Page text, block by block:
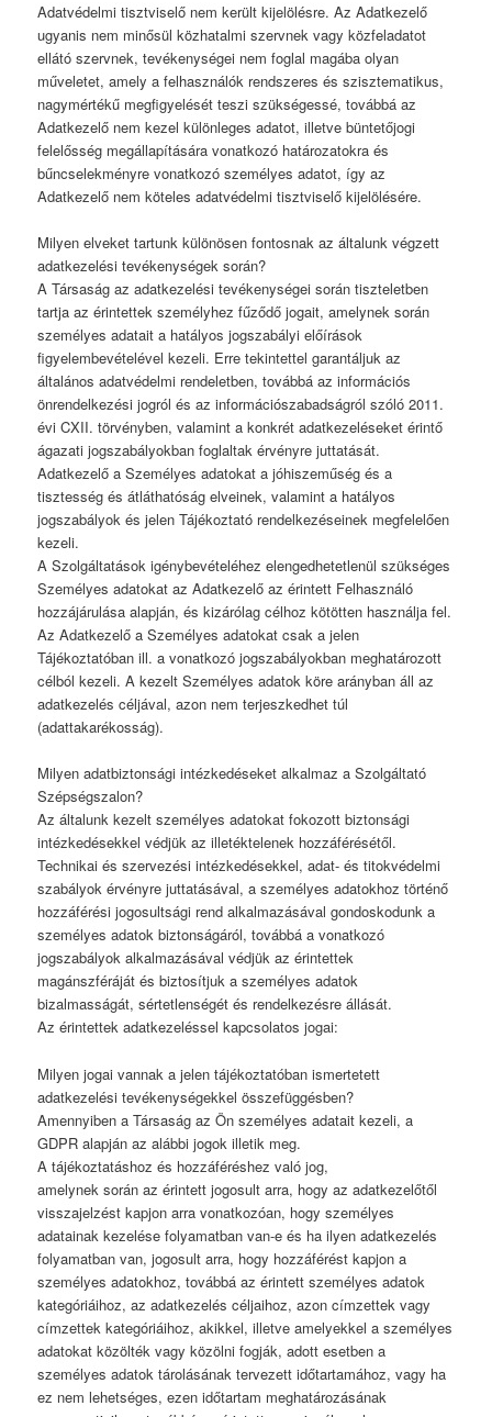
Adatvédelmi tisztviselő nem került kijelölésre. Az Adatkezelő
ugyanis nem minősül közhatalmi szervnek vagy közfeladatot
ellátó szervnek, tevékenységei nem foglal magába olyan
műveletet, amely a felhasználók rendszeres és szisztematikus,
nagymértékű megfigyelését teszi szükségessé, továbbá az
Adatkezelő nem kezel különleges adatot, illetve büntetőjogi
felelősség megállapítására vonatkozó határozatokra és
bűncselekményre vonatkozó személyes adatot, így az
Adatkezelő nem köteles adatvédelmi tisztviselő kijelölésére.
Milyen elveket tartunk különösen fontosnak az általunk végzett
adatkezelési tevékenységek során?
A Társaság az adatkezelési tevékenységei során tiszteletben
tartja az érintettek személyhez fűződő jogait, amelynek során
személyes adatait a hatályos jogszabályi előírások
figyelembevételével kezeli. Erre tekintettel garantáljuk az
általános adatvédelmi rendeletben, továbbá az információs
önrendelkezési jogról és az információszabadságról szóló 2011.
évi CXII. törvényben, valamint a konkrét adatkezeléseket érintő
ágazati jogszabályokban foglaltak érvényre juttatását.
Adatkezelő a Személyes adatokat a jóhiszeműség és a
tisztesség és átláthatóság elveinek, valamint a hatályos
jogszabályok és jelen Tájékoztató rendelkezéseinek megfelelően
kezeli.
A Szolgáltatások igénybevételéhez elengedhetetlenül szükséges
Személyes adatokat az Adatkezelő az érintett Felhasználó
hozzájárulása alapján, és kizárólag célhoz kötötten használja fel.
Az Adatkezelő a Személyes adatokat csak a jelen
Tájékoztatóban ill. a vonatkozó jogszabályokban meghatározott
célból kezeli. A kezelt Személyes adatok köre arányban áll az
adatkezelés céljával, azon nem terjeszkedhet túl
(adattakarékosság).
Milyen adatbiztonsági intézkedéseket alkalmaz a Szolgáltató
Szépségszalon?
Az általunk kezelt személyes adatokat fokozott biztonsági
intézkedésekkel védjük az illetéktelenek hozzáférésétől.
Technikai és szervezési intézkedésekkel, adat- és titokvédelmi
szabályok érvényre juttatásával, a személyes adatokhoz történő
hozzáférési jogosultsági rend alkalmazásával gondoskodunk a
személyes adatok biztonságáról, továbbá a vonatkozó
jogszabályok alkalmazásával védjük az érintettek
magánszféráját és biztosítjuk a személyes adatok
bizalmasságát, sértetlenségét és rendelkezésre állását.
Az érintettek adatkezeléssel kapcsolatos jogai:
Milyen jogai vannak a jelen tájékoztatóban ismertetett
adatkezelési tevékenységekkel összefüggésben?
Amennyiben a Társaság az Ön személyes adatait kezeli, a
GDPR alapján az alábbi jogok illetik meg.
A tájékoztatáshoz és hozzáféréshez való jog,
amelynek során az érintett jogosult arra, hogy az adatkezelőtől
visszajelzést kapjon arra vonatkozóan, hogy személyes
adatainak kezelése folyamatban van-e és ha ilyen adatkezelés
folyamatban van, jogosult arra, hogy hozzáférést kapjon a
személyes adatokhoz, továbbá az érintett személyes adatok
kategóriáihoz, az adatkezelés céljaihoz, azon címzettek vagy
címzettek kategóriáihoz, akikkel, illetve amelyekkel a személyes
adatokat közölték vagy közölni fogják, adott esetben a
személyes adatok tárolásának tervezett időtartamához, vagy ha
ez nem lehetséges, ezen időtartam meghatározásának